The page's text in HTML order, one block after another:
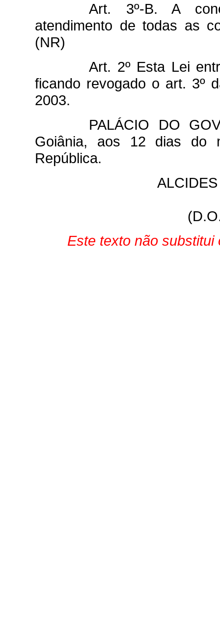
Art. 3º-B. A
atendimento de todas as
(NR)
Art. 2º Esta Lei
ficando revogado o art. 3º
2003.
PALÁCIO DO
Goiânia, aos 12 dias do
República.
Este texto não